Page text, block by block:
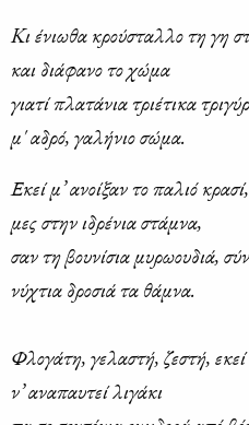
Kι ένιω­θα κρού­σταλ­λο τη γη
και διά­φα­νο το χώ­μα
για­τί πλα­τά­νια τριέ­τι­κα
μ' αδρό, γα­λή­νιο σώ­μα.
Εκεί μ’ ανοί­ξαν το πα­λιό
μες στην ιδρέ­νια στά­μνα,
σαν τη βου­νί­σια μυ­ρω­ου­διά,
νύ­χτια δρο­σιά τα θά­μνα.
Φλο­γά­τη, γε­λα­στή, ζε­στή,
ν’ ανα­παυ­τεί λι­γά­κι